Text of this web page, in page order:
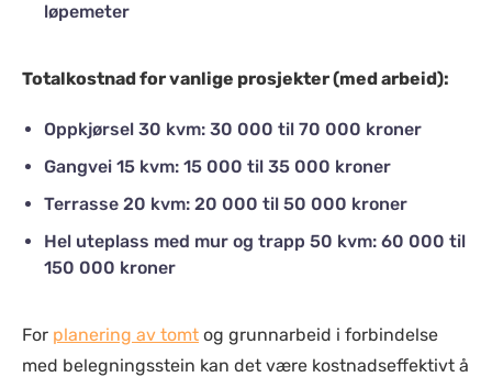
løpemeter
Totalkostnad for vanlige prosjekter (med arbeid):
Oppkjørsel 30 kvm: 30 000 til 70 000 kroner
Gangvei 15 kvm: 15 000 til 35 000 kroner
Terrasse 20 kvm: 20 000 til 50 000 kroner
Hel uteplass med mur og trapp 50 kvm: 60 000 til
150 000 kroner
For planering av tomt og grunnarbeid i forbindelse
med belegningsstein kan det være kostnadseffektivt å